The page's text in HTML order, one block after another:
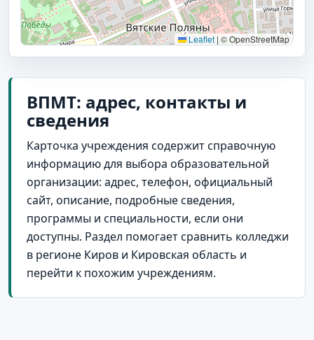
Leaflet | © OpenStreetMap
ВПМТ: адрес, контакты и
сведения
Карточка учреждения содержит справочную
информацию для выбора образовательной
организации: адрес, телефон, официальный
сайт, описание, подробные сведения,
программы и специальности, если они
доступны. Раздел помогает сравнить колледжи
в регионе Киров и Кировская область и
перейти к похожим учреждениям.